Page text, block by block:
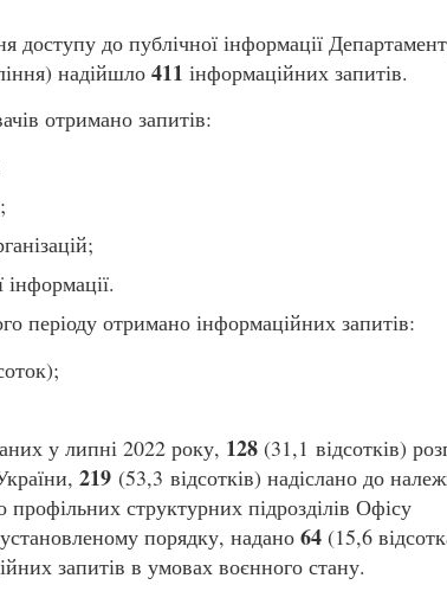
доступу до публічної інформації
надійшло 411 інформаційних запитів.
отримано запитів:
інформації.
періоду отримано інформаційних запитів:
у липні 2022 року, 128 (31,1 відсотків)
219 (53,3 відсотків) надіслано до
структурних підрозділів Офісу
порядку, надано 64 (15,6
запитів в умовах воєнного стану.